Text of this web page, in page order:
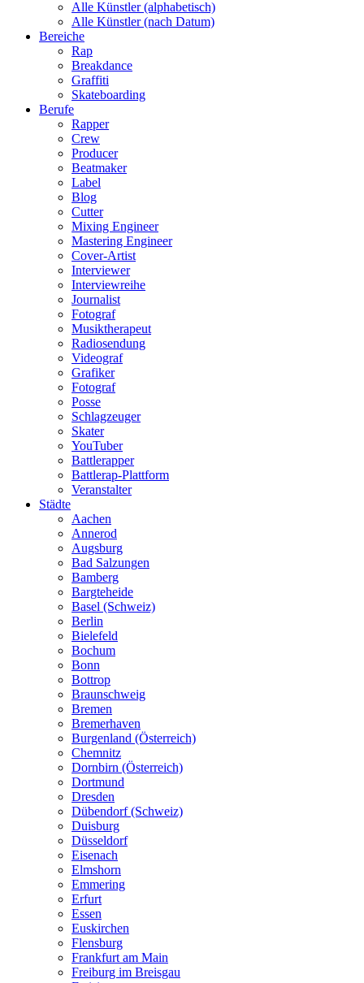
Alle Künstler (alphabetisch)
Alle Künstler (nach Datum)
Bereiche
Rap
Breakdance
Graffiti
Skateboarding
Berufe
Rapper
Crew
Producer
Beatmaker
Label
Blog
Cutter
Mixing Engineer
Mastering Engineer
Cover-Artist
Interviewer
Interviewreihe
Journalist
Fotograf
Musiktherapeut
Radiosendung
Videograf
Grafiker
Fotograf
Posse
Schlagzeuger
Skater
YouTuber
Battlerapper
Battlerap-Plattform
Veranstalter
Städte
Aachen
Annerod
Augsburg
Bad Salzungen
Bamberg
Bargteheide
Basel (Schweiz)
Berlin
Bielefeld
Bochum
Bonn
Bottrop
Braunschweig
Bremen
Bremerhaven
Burgenland (Österreich)
Chemnitz
Dornbirn (Österreich)
Dortmund
Dresden
Dübendorf (Schweiz)
Duisburg
Düsseldorf
Eisenach
Elmshorn
Emmering
Erfurt
Essen
Euskirchen
Flensburg
Frankfurt am Main
Freiburg im Breisgau